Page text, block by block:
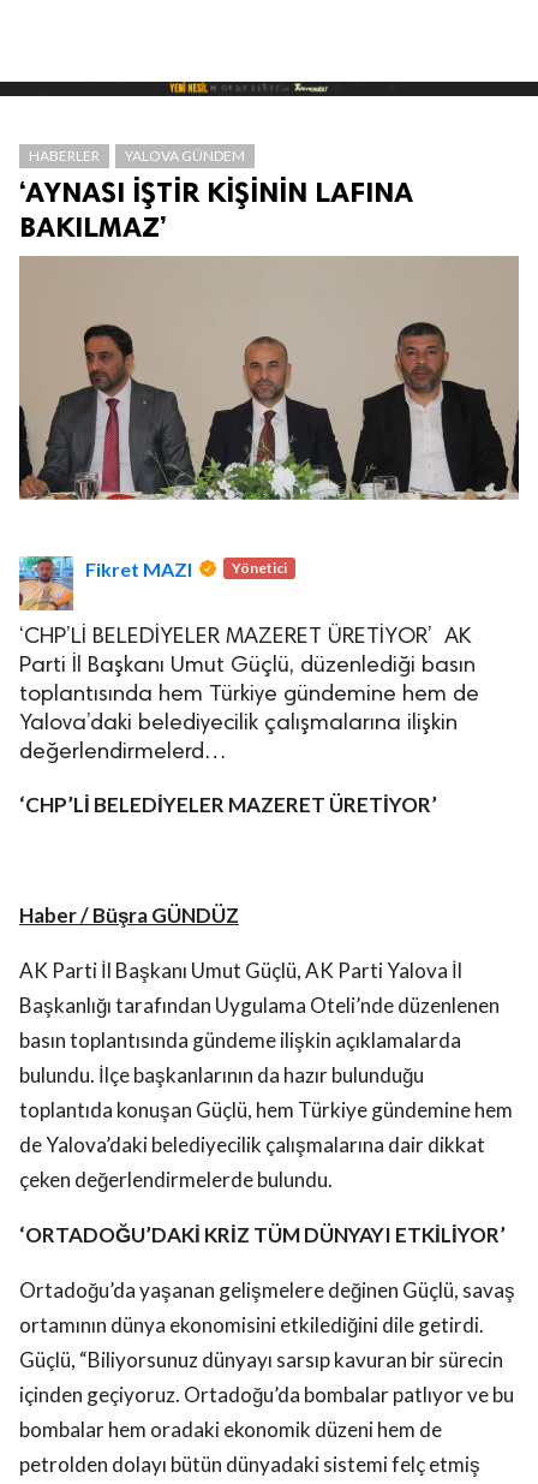
Asayiş
Saklıdır.
HABERLER YALOVA GÜNDEM
‘AYNASI İŞTİR KİŞİNİN LAFINA
BAKILMAZ’
Fikret MAZI Yönetici
‘CHP’Lİ BELEDİYELER MAZERET ÜRETİYOR’ AK
Parti İl Başkanı Umut Güçlü, düzenlediği basın
toplantısında hem Türkiye gündemine hem de
Yalova’daki belediyecilik çalışmalarına ilişkin
değerlendirmelerd…
‘CHP’Lİ BELEDİYELER MAZERET ÜRETİYOR’
Haber / Büşra GÜNDÜZ
AK Parti İl Başkanı Umut Güçlü, AK Parti Yalova İl
Başkanlığı tarafından Uygulama Oteli’nde düzenlenen
basın toplantısında gündeme ilişkin açıklamalarda
bulundu. İlçe başkanlarının da hazır bulunduğu
toplantıda konuşan Güçlü, hem Türkiye gündemine hem
de Yalova’daki belediyecilik çalışmalarına dair dikkat
çeken değerlendirmelerde bulundu.
‘ORTADOĞU’DAKİ KRİZ TÜM DÜNYAYI ETKİLİYOR’
Ortadoğu’da yaşanan gelişmelere değinen Güçlü, savaş
ortamının dünya ekonomisini etkilediğini dile getirdi.
Güçlü, “Biliyorsunuz dünyayı sarsıp kavuran bir sürecin
içinden geçiyoruz. Ortadoğu’da bombalar patlıyor ve bu
bombalar hem oradaki ekonomik düzeni hem de
petrolden dolayı bütün dünyadaki sistemi felç etmiş